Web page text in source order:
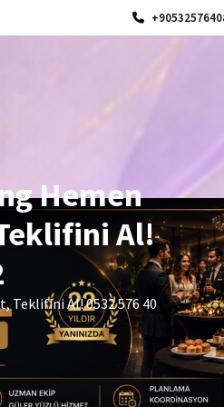
Hemen
Al!
Teklifini Al! 0532 576 40